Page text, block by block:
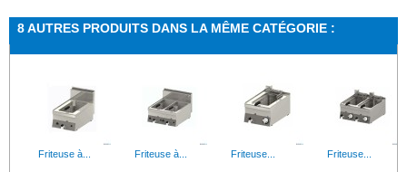
8 AUTRES PRODUITS DANS LA MÊME CATÉGORIE :
Friteuse à... Friteuse à... Friteuse... Friteuse...